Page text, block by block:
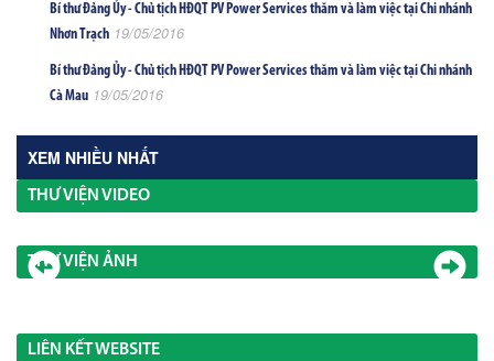
Bí thư Đảng Ủy - Chủ tịch HĐQT PV Power Services thăm và làm việc tại Chi nhánh
Nhơn Trạch 19/05/2016
Bí thư Đảng Ủy - Chủ tịch HĐQT PV Power Services thăm và làm việc tại Chi nhánh
Cà Mau 19/05/2016
XEM NHIỀU NHẤT
THƯ VIỆN VIDEO
THƯ VIỆN ẢNH
LIÊN KẾT WEBSITE